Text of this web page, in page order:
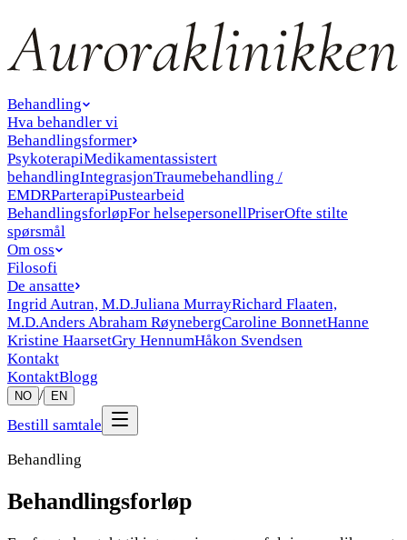
Behandling
Hva behandler vi
Behandlingsformer
PsykoterapiMedikamentassistert
behandlingIntegrasjonTraumebehandling /
EMDRParterapiPustearbeid
BehandlingsforløpFor helsepersonellPriserOfte stilte
spørsmål
Om oss
Filosofi
De ansatte
Ingrid Autran, M.D.Juliana MurrayRichard Flaaten,
M.D.Anders Abraham RøynebergCaroline BonnetHanne
Kristine HaarsetGry HennumHåkon Svendsen
Kontakt
KontaktBlogg
NO / EN
Bestill samtale
Behandling
Behandlingsforløp